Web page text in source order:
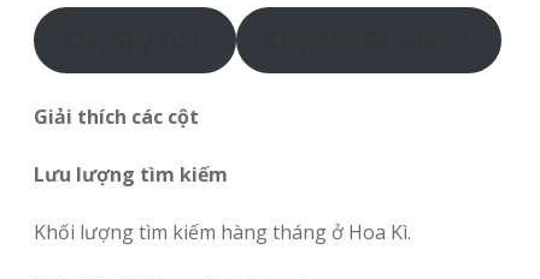
Giải thích các cột
Lưu lượng tìm kiếm
Khối lượng tìm kiếm hàng tháng ở Hoa Kì.